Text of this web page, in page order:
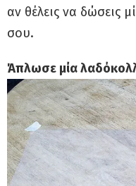
αν θέλεις να δώσεις
σου.
Άπλωσε μία